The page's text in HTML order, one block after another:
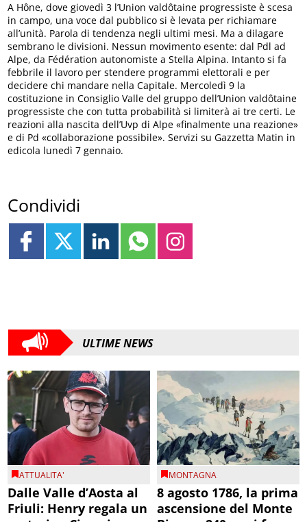
A Hône, dove giovedì 3 l’Union valdôtaine progressiste è scesa
in campo, una voce dal pubblico si è levata per richiamare
all’unità. Parola di tendenza negli ultimi mesi. Ma a dilagare
sembrano le divisioni. Nessun movimento esente: dal Pdl ad
Alpe, da Fédération autonomiste a Stella Alpina. Intanto si fa
febbrile il lavoro per stendere programmi elettorali e per
decidere chi mandare nella Capitale. Mercoledì 9 la
costituzione in Consiglio Valle del gruppo dell’Union valdôtaine
progressiste che con tutta probabilità si limiterà ai tre certi. Le
reazioni alla nascita dell’Uvp di Alpe «finalmente una reazione»
e di Pd «collaborazione possibile». Servizi su Gazzetta Matin in
edicola lunedì 7 gennaio.
Condividi
ULTIME NEWS
ATTUALITA'
Dalle Valle d’Aosta al
Friuli: Henry regala un
MONTAGNA
8 agosto 1786, la prima
ascensione del Monte